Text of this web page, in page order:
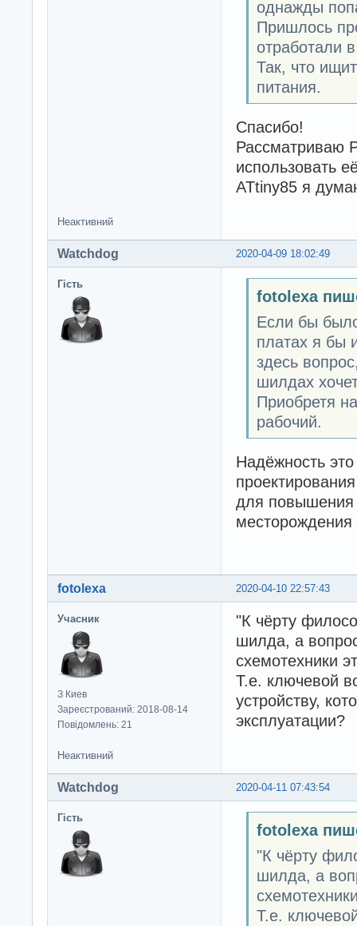
однажды
Пришлось
отработали
Так, что
питания.
Спасибо!
Рассматриваю
использовать
ATtiny85 я
Неактивний
2020-04-09 18:02:49
Watchdog
Гість
fotolexa
Если бы
платах я бы
здесь
шилдах
Приобретя
рабочий.
Надёжность
для повышения
месторождения
2020-04-10 22:57:43
fotolexa
Учасник
З Киев
Зареєстрований: 2018-08-14
Повідомлень: 21
"К чёрту
шилда, а
схемотехники
Т.е. ключевой
устройству,
эксплуатации?
Неактивний
2020-04-11 07:43:54
Watchdog
Гість
fotolexa
"К чёрту
шилда, а
Т.е.